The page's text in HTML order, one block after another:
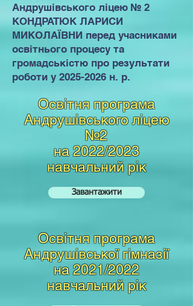
Андрушівського ліцею № 2
КОНДРАТЮК ЛАРИСИ
МИКОЛАЇВНИ перед учасниками
освітнього процесу та
громадськістю про результати
роботи у 2025-2026 н. р.
Освітня програма
Андрушівського ліцею
№2
на 2022/2023
навчальний рік
Завантажити
Освітня програма
Андрушівської гімназії
на 2021/2022
навчальний рік